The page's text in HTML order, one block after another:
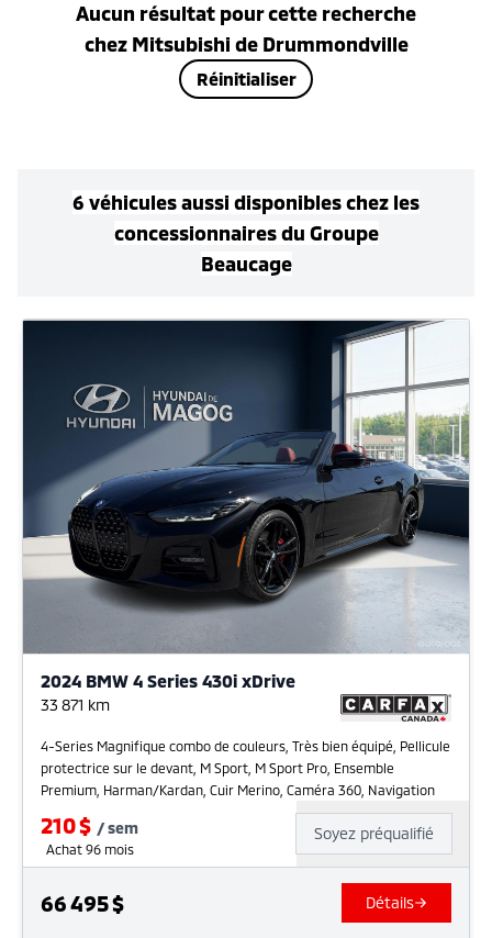
Aucun résultat pour cette recherche
chez Mitsubishi de Drummondville
Réinitialiser
6 véhiculesaussi disponibleschez les
concessionnaires du Groupe
Beaucage
2024 BMW 4 Series 430i xDrive
33 871 km
4-Series Magnifique combo de couleurs, Très bien équipé, Pellicule
protectrice sur le devant, M Sport, M Sport Pro, Ensemble
Premium, Harman/Kardan, Cuir Merino, Caméra 360, Navigation
210$ /sem
Achat 96 mois
Soyez préqualifié
66 495$ Détails